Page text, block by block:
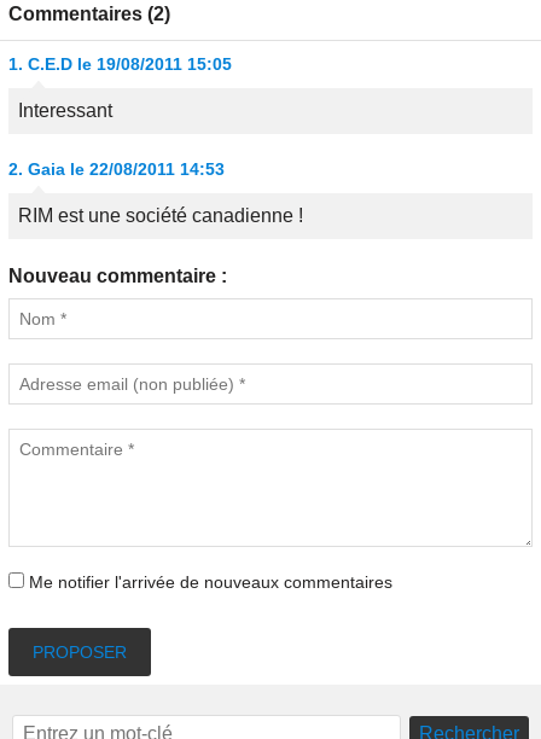
Commentaires (2)
1. C.E.D le 19/08/2011 15:05
Interessant
2. Gaia le 22/08/2011 14:53
RIM est une société canadienne !
Nouveau commentaire :
Me notifier l'arrivée de nouveaux commentaires
PROPOSER
Rechercher